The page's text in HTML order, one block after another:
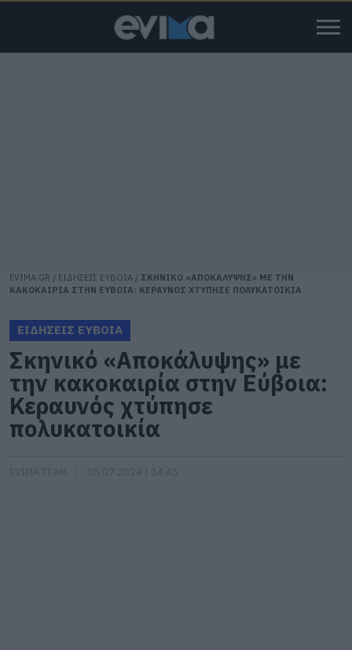
EVIMA.GR / ΕΙΔΗΣΕΙΣ ΕΥΒΟΙΑ / ΣΚΗΝΙΚΟ «ΑΠΟΚΑΛΥΨΗΣ» ΜΕ ΤΗΝ
ΚΑΚΟΚΑΙΡΙΑ ΣΤΗΝ ΕΥΒΟΙΑ: ΚΕΡΑΥΝΟΣ ΧΤΥΠΗΣΕ ΠΟΛΥΚΑΤΟΙΚΙΑ
ΕΙΔΗΣΕΙΣ ΕΥΒΟΙΑ
Σκηνικό «Αποκάλυψης» με
την κακοκαιρία στην Εύβοια:
Κεραυνός χτύπησε
πολυκατοικία